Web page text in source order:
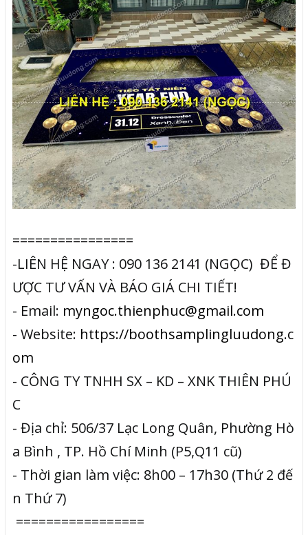
================
-LIÊN HỆ NGAY : 090 136 2141 (NGỌC) ĐỂ Đ
ƯỢC TƯ VẤN VÀ BÁO GIÁ CHI TIẾT!
- Email: myngoc.thienphuc@gmail.com
- Website: https://boothsamplingluudong.c
om
- CÔNG TY TNHH SX – KD – XNK THIÊN PHÚ
C
- Địa chỉ: 506/37 Lạc Long Quân, Phường Hò
a Bình , TP. Hồ Chí Minh (P5,Q11 cũ)
- Thời gian làm việc: 8h00 – 17h30 (Thứ 2 đế
n Thứ 7)
=================